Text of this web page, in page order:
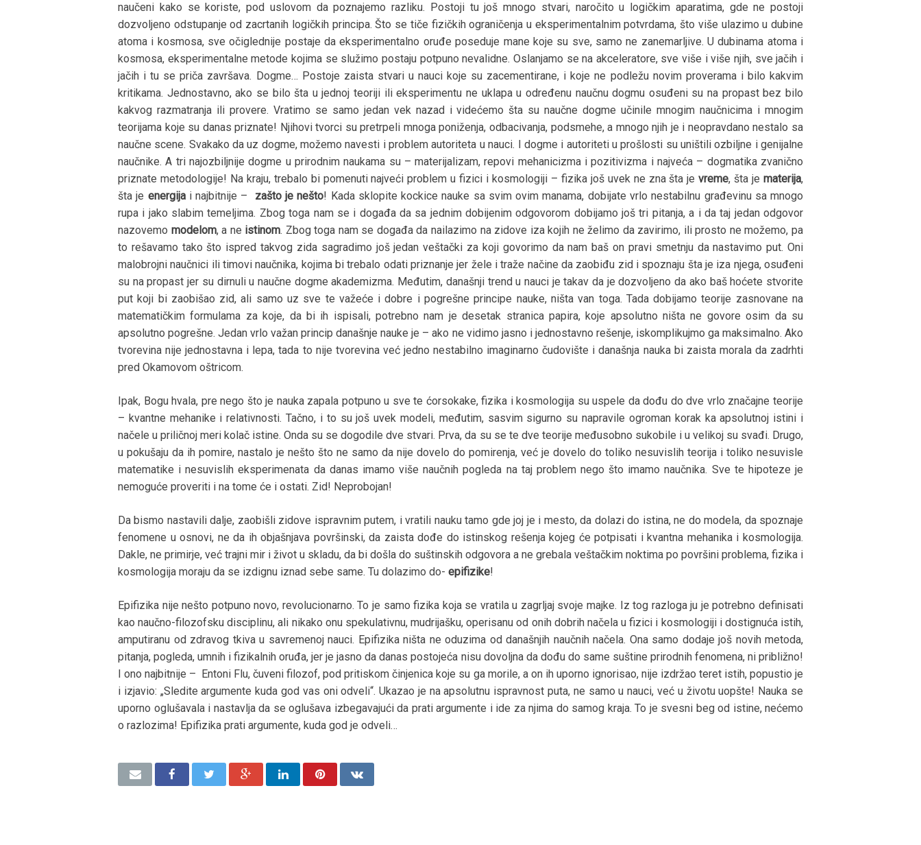
naučeni kako se koriste, pod uslovom da poznajemo razliku. Postoji tu još mnogo stvari, naročito u logičkim aparatima, gde ne postoji
dozvoljeno odstupanje od zacrtanih logičkih principa. Što se tiče fizičkih ograničenja u eksperimentalnim potvrdama, što više ulazimo u dubine
atoma i kosmosa, sve očiglednije postaje da eksperimentalno oruđe poseduje mane koje su sve, samo ne zanemarljive. U dubinama atoma i
kosmosa, eksperimentalne metode kojima se služimo postaju potpuno nevalidne. Oslanjamo se na akceleratore, sve više i više njih, sve jačih i
jačih i tu se priča završava. Dogme… Postoje zaista stvari u nauci koje su zacementirane, i koje ne podležu novim proverama i bilo kakvim
kritikama. Jednostavno, ako se bilo šta u jednoj teoriji ili eksperimentu ne uklapa u određenu naučnu dogmu osuđeni su na propast bez bilo
kakvog razmatranja ili provere. Vratimo se samo jedan vek nazad i videćemo šta su naučne dogme učinile mnogim naučnicima i mnogim
teorijama koje su danas priznate! Njihovi tvorci su pretrpeli mnoga poniženja, odbacivanja, podsmehe, a mnogo njih je i neopravdano nestalo sa
naučne scene. Svakako da uz dogme, možemo navesti i problem autoriteta u nauci. I dogme i autoriteti u prošlosti su uništili ozbiljne i genijalne
naučnike. A tri najozbiljnije dogme u prirodnim naukama su – materijalizam, repovi mehanicizma i pozitivizma i najveća – dogmatika zvanično
priznate metodologije! Na kraju, trebalo bi pomenuti najveći problem u fizici i kosmologiji – fizika još uvek ne zna šta jevreme, šta je materija,
šta je energijai najbitnije – zašto je nešto! Kada sklopite kockice nauke sa svim ovim manama, dobijate vrlo nestabilnu građevinu sa mnogo
rupa i jako slabim temeljima. Zbog toga nam se i događa da sa jednim dobijenim odgovorom dobijamo još tri pitanja, a i da taj jedan odgovor
nazovemo modelom, a ne istinom. Zbog toga nam se događa da nailazimo na zidove iza kojih ne želimo da zavirimo, ili prosto ne možemo, pa
to rešavamo tako što ispred takvog zida sagradimo još jedan veštački za koji govorimo da nam baš on pravi smetnju da nastavimo put. Oni
malobrojni naučnici ili timovi naučnika, kojima bi trebalo odati priznanje jer žele i traže načine da zaobiđu zid i spoznaju šta je iza njega, osuđeni
su na propast jer su dirnuli u naučne dogme akademizma. Međutim, današnji trend u nauci je takav da je dozvoljeno da ako baš hoćete stvorite
put koji bi zaobišao zid, ali samo uz sve te važeće i dobre i pogrešne principe nauke, ništa van toga. Tada dobijamo teorije zasnovane na
matematičkim formulama za koje, da bi ih ispisali, potrebno nam je desetak stranica papira, koje apsolutno ništa ne govore osim da su
apsolutno pogrešne. Jedan vrlo važan princip današnje nauke je – ako ne vidimo jasno i jednostavno rešenje, iskomplikujmo ga maksimalno. Ako
tvorevina nije jednostavna i lepa, tada to nije tvorevina već jedno nestabilno imaginarno čudovište i današnja nauka bi zaista morala da zadrhti
pred Okamovom oštricom.
Ipak, Bogu hvala, pre nego što je nauka zapala potpuno u sve te ćorsokake, fizika i kosmologija su uspele da dođu do dve vrlo značajne teorije
– kvantne mehanike i relativnosti. Tačno, i to su još uvek modeli, međutim, sasvim sigurno su napravile ogroman korak ka apsolutnoj istini i
načele u priličnoj meri kolač istine. Onda su se dogodile dve stvari. Prva, da su se te dve teorije međusobno sukobile i u velikoj su svađi. Drugo,
u pokušaju da ih pomire, nastalo je nešto što ne samo da nije dovelo do pomirenja, već je dovelo do toliko nesuvislih teorija i toliko nesuvisle
matematike i nesuvislih eksperimenata da danas imamo više naučnih pogleda na taj problem nego što imamo naučnika. Sve te hipoteze je
nemoguće proveriti i na tome će i ostati. Zid! Neprobojan!
Da bismo nastavili dalje, zaobišli zidove ispravnim putem, i vratili nauku tamo gde joj je i mesto, da dolazi do istina, ne do modela, da spoznaje
fenomene u osnovi, ne da ih objašnjava površinski, da zaista dođe do istinskog rešenja kojeg će potpisati i kvantna mehanika i kosmologija.
Dakle, ne primirje, već trajni mir i život u skladu, da bi došla do suštinskih odgovora a ne grebala veštačkim noktima po površini problema, fizika i
kosmologija moraju da se izdignu iznad sebe same. Tu dolazimo do- epifizike!
Epifizika nije nešto potpuno novo, revolucionarno. To je samo fizika koja se vratila u zagrljaj svoje majke. Iz tog razloga ju je potrebno definisati
kao naučno-filozofsku disciplinu, ali nikako onu spekulativnu, mudrijašku, operisanu od onih dobrih načela u fizici i kosmologiji i dostignuća istih,
amputiranu od zdravog tkiva u savremenoj nauci. Epifizika ništa ne oduzima od današnjih naučnih načela. Ona samo dodaje još novih metoda,
pitanja, pogleda, umnih i fizikalnih oruđa, jer je jasno da danas postojeća nisu dovoljna da dođu do same suštine prirodnih fenomena, ni približno!
I ono najbitnije – Entoni Flu, čuveni filozof, pod pritiskom činjenica koje su ga morile, a on ih uporno ignorisao, nije izdržao teret istih, popustio je
i izjavio: „Sledite argumente kuda god vas oni odveli“. Ukazao je na apsolutnu ispravnost puta, ne samo u nauci, već u životu uopšte! Nauka se
uporno oglušavala i nastavlja da se oglušava izbegavajući da prati argumente i ide za njima do samog kraja. To je svesni beg od istine, nećemo
o razlozima! Epifizika prati argumente, kuda god je odveli…